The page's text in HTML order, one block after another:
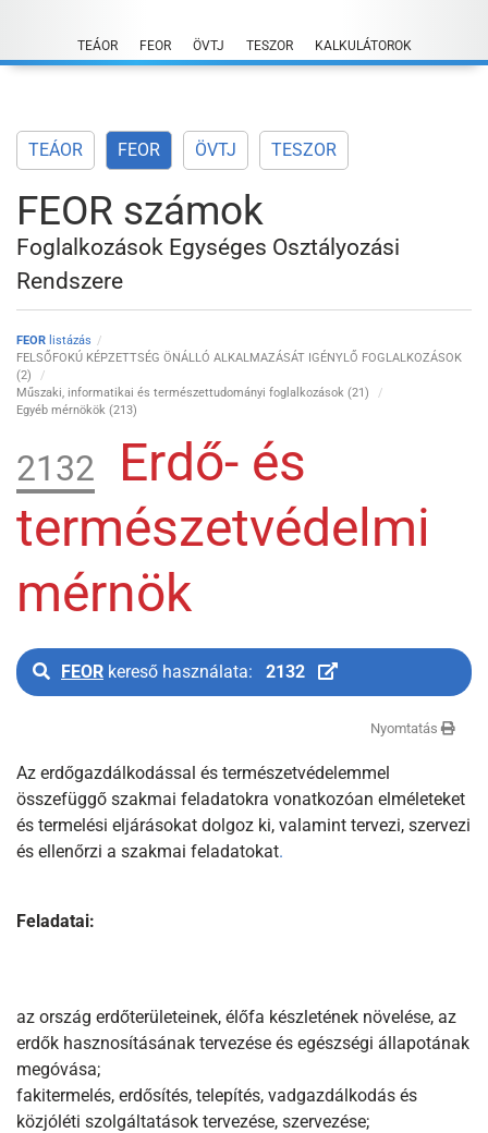
content
TEÁOR FEOR ÖVTJ TESZOR KALKULÁTOROK
TEÁOR FEOR ÖVTJ TESZOR
FEOR számok
Foglalkozások Egységes Osztályozási
Rendszere
FEOR listázás
FELSŐFOKÚ KÉPZETTSÉG ÖNÁLLÓ ALKALMAZÁSÁT IGÉNYLŐ FOGLALKOZÁSOK
(2)
Műszaki, informatikai és természettudományi foglalkozások (21)
Egyéb mérnökök (213)
2132
Erdő- és
természetvédelmi
mérnök
FEOR kereső használata: 2132
Nyomtatás
Az erdőgazdálkodással és természetvédelemmel
összefüggő szakmai feladatokra vonatkozóan elméleteket
és termelési eljárásokat dolgoz ki, valamint tervezi, szervezi
és ellenőrzi a szakmai feladatokat.
Feladatai:
az ország erdőterületeinek, élőfa készletének növelése, az
erdők hasznosításának tervezése és egészségi állapotának
megóvása;
fakitermelés, erdősítés, telepítés, vadgazdálkodás és
közjóléti szolgáltatások tervezése, szervezése;